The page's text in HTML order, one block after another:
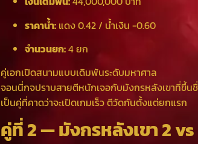
ราคาน้ำ: แดง 0.42 / น้ำเงิน -0.60
จำนวนยก:4 ยก
คู่เอกเปิดสนามแบบเดิมพันระดับมหาศาล
จอนนี่กจปราบสายตีหนักเจอกับมังกรหลังเขาที่ขึ้น
เป็นคู่ที่คาดว่าจะเปิดเกมเร็ว ตีวัดกันตั้งแต่ยกแรก
คู่ที่ 2 — มังกรหลังเขา 2